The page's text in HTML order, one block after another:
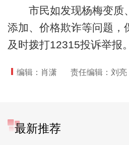
市民如发现杨梅变质
添加、价格欺诈等问题，
及时拨打12315投诉举报。
编辑：肖潇 责任编辑：刘亮
最新推荐